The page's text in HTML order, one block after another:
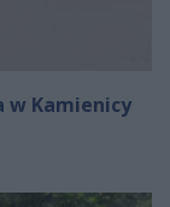
w Kamienicy